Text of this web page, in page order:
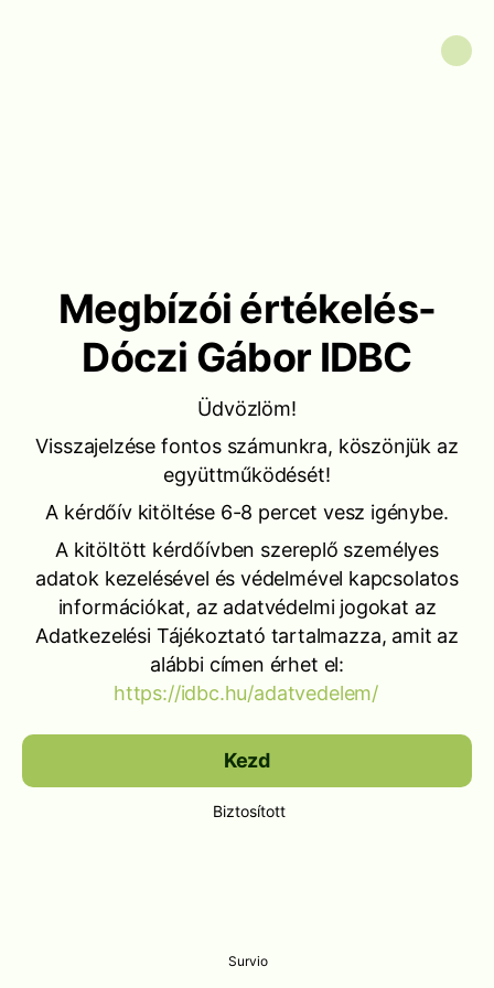
Megbízói értékelés-
Dóczi Gábor IDBC
Üdvözlöm!
Visszajelzése fontos számunkra, köszönjük az
együttműködését!
A kérdőív kitöltése 6-8 percet vesz igénybe.
A kitöltött kérdőívben szereplő személyes
adatok kezelésével és védelmével kapcsolatos
információkat, az adatvédelmi jogokat az
Adatkezelési Tájékoztató tartalmazza, amit az
alábbi címen érhet el:
https://idbc.hu/adatvedelem/
Kezd
Biztosított
Survio